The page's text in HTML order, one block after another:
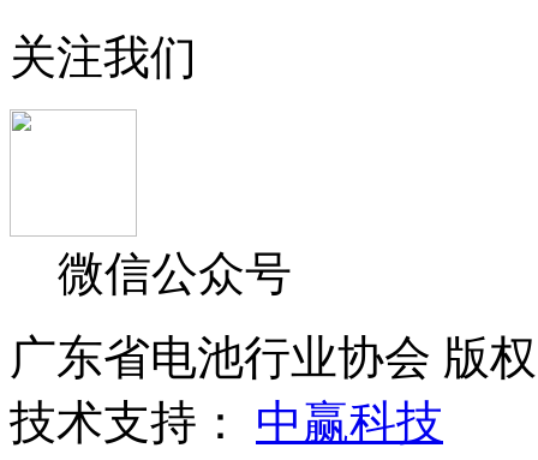
关注我们
微信公众号
广东省电池行业协会 版
技术支持： 中赢科技